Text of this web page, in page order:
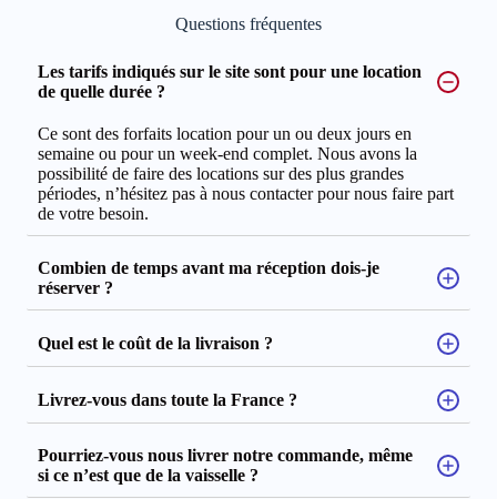
Questions fréquentes
Les tarifs indiqués sur le site sont pour une location
de quelle durée ?
Ce sont des forfaits location pour un ou deux jours en
semaine ou pour un week-end complet. Nous avons la
possibilité de faire des locations sur des plus grandes
périodes, n’hésitez pas à nous contacter pour nous faire part
de votre besoin.
Combien de temps avant ma réception dois-je
réserver ?
Quel est le coût de la livraison ?
Livrez-vous dans toute la France ?
Pourriez-vous nous livrer notre commande, même
si ce n’est que de la vaisselle ?